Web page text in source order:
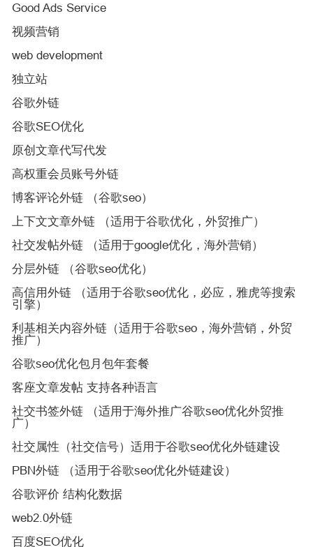
Good Ads Service
视频营销
web development
独立站
谷歌外链
谷歌SEO优化
原创文章代写代发
高权重会员账号外链
博客评论外链 （谷歌seo）
上下文文章外链 （适用于谷歌优化，外贸推广）
社交发帖外链 （适用于google优化，海外营销）
分层外链 （谷歌seo优化）
高信用外链 （适用于谷歌seo优化，必应，雅虎等搜索
引擎）
利基相关内容外链（适用于谷歌seo，海外营销，外贸
推广）
谷歌seo优化包月包年套餐
客座文章发帖 支持各种语言
社交书签外链 （适用于海外推广谷歌seo优化外贸推
广）
社交属性（社交信号）适用于谷歌seo优化外链建设
PBN外链 （适用于谷歌seo优化外链建设）
谷歌评价 结构化数据
web2.0外链
百度SEO优化